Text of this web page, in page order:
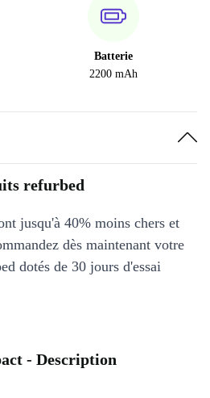
Batterie
2200 mAh
refurbed
jusqu'à 40% moins chers et
dès maintenant votre
dotés de 30 jours d'essai
- Description